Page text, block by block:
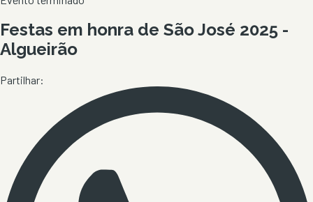
Festas em honra de São José 2025 -
Algueirão
Partilhar: